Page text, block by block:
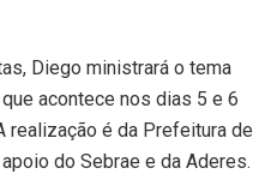
Diego ministrará o tema
acontece nos dias 5 e 6
realização é da Prefeitura de
do Sebrae e da Aderes.